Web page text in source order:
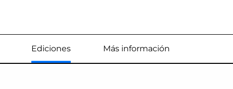
Ediciones Más información